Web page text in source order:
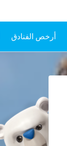
أرخص الفنادق